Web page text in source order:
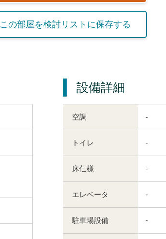
この部屋を検討リストに保存する
設備詳細
空調 -
トイレ -
床仕様 -
エレベータ -
駐車場設備 -